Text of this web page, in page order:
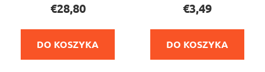
wynosi
na
€28,80
DO KOSZYKA
wynosi
na
€3,49
DO KOSZYKA